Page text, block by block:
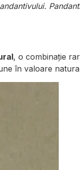
, o combinație
în valoare